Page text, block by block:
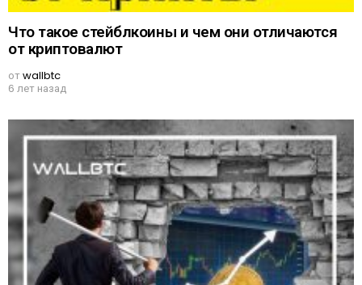
Что такое стейблкоины и чем они отличаются
от криптовалют
отwallbtc
6 лет назад